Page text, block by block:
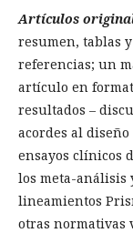
Artículos
resumen, tablas
referencias; un
artículo en
resultados –
acordes al
ensayos clínicos
los meta-análisis
lineamientos
otras normativas